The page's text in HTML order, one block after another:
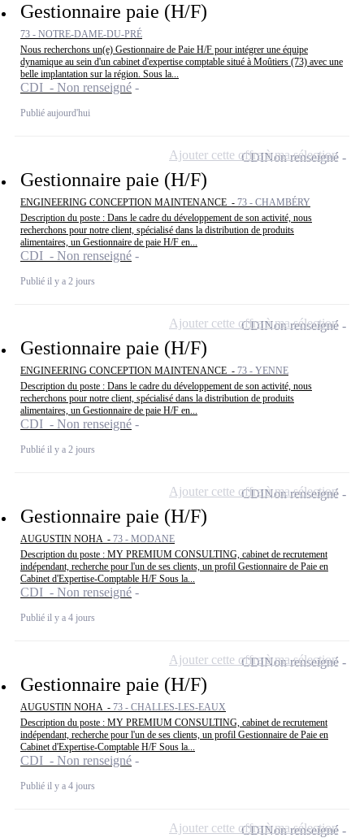
Gestionnaire paie (H/F)
73 - NOTRE-DAME-DU-PRÉ
Nous recherchons un(e) Gestionnaire de Paie H/F pour intégrer une équipe
dynamique au sein d'un cabinet d'expertise comptable situé à Moûtiers (73) avec une
belle implantation sur la région. Sous la...
CDI - Non renseigné
Publié aujourd'hui
Gestionnaire paie (H/F)
ENGINEERING CONCEPTION MAINTENANCE - 73 - CHAMBÉRY
Description du poste : Dans le cadre du développement de son activité, nous
recherchons pour notre client, spécialisé dans la distribution de produits
alimentaires, un Gestionnaire de paie H/F en...
CDI - Non renseigné
Publié il y a 2 jours
CDINon renseigné
Ajouter cette offre à ma sélection
Gestionnaire paie (H/F)
ENGINEERING CONCEPTION MAINTENANCE - 73 - YENNE
Description du poste : Dans le cadre du développement de son activité, nous
recherchons pour notre client, spécialisé dans la distribution de produits
alimentaires, un Gestionnaire de paie H/F en...
CDI - Non renseigné
Publié il y a 2 jours
CDINon renseigné
Ajouter cette offre à ma sélection
Gestionnaire paie (H/F)
AUGUSTIN NOHA - 73 - MODANE
Description du poste : MY PREMIUM CONSULTING, cabinet de recrutement
indépendant, recherche pour l'un de ses clients, un profil Gestionnaire de Paie en
Cabinet d'Expertise-Comptable H/F Sous la...
CDI - Non renseigné
Publié il y a 4 jours
CDINon renseigné
Ajouter cette offre à ma sélection
Gestionnaire paie (H/F)
AUGUSTIN NOHA - 73 - CHALLES-LES-EAUX
Description du poste : MY PREMIUM CONSULTING, cabinet de recrutement
indépendant, recherche pour l'un de ses clients, un profil Gestionnaire de Paie en
Cabinet d'Expertise-Comptable H/F Sous la...
CDI - Non renseigné
Publié il y a 4 jours
CDINon renseigné
Ajouter cette offre à ma sélection
CDINon renseigné
Ajouter cette offre à ma sélection